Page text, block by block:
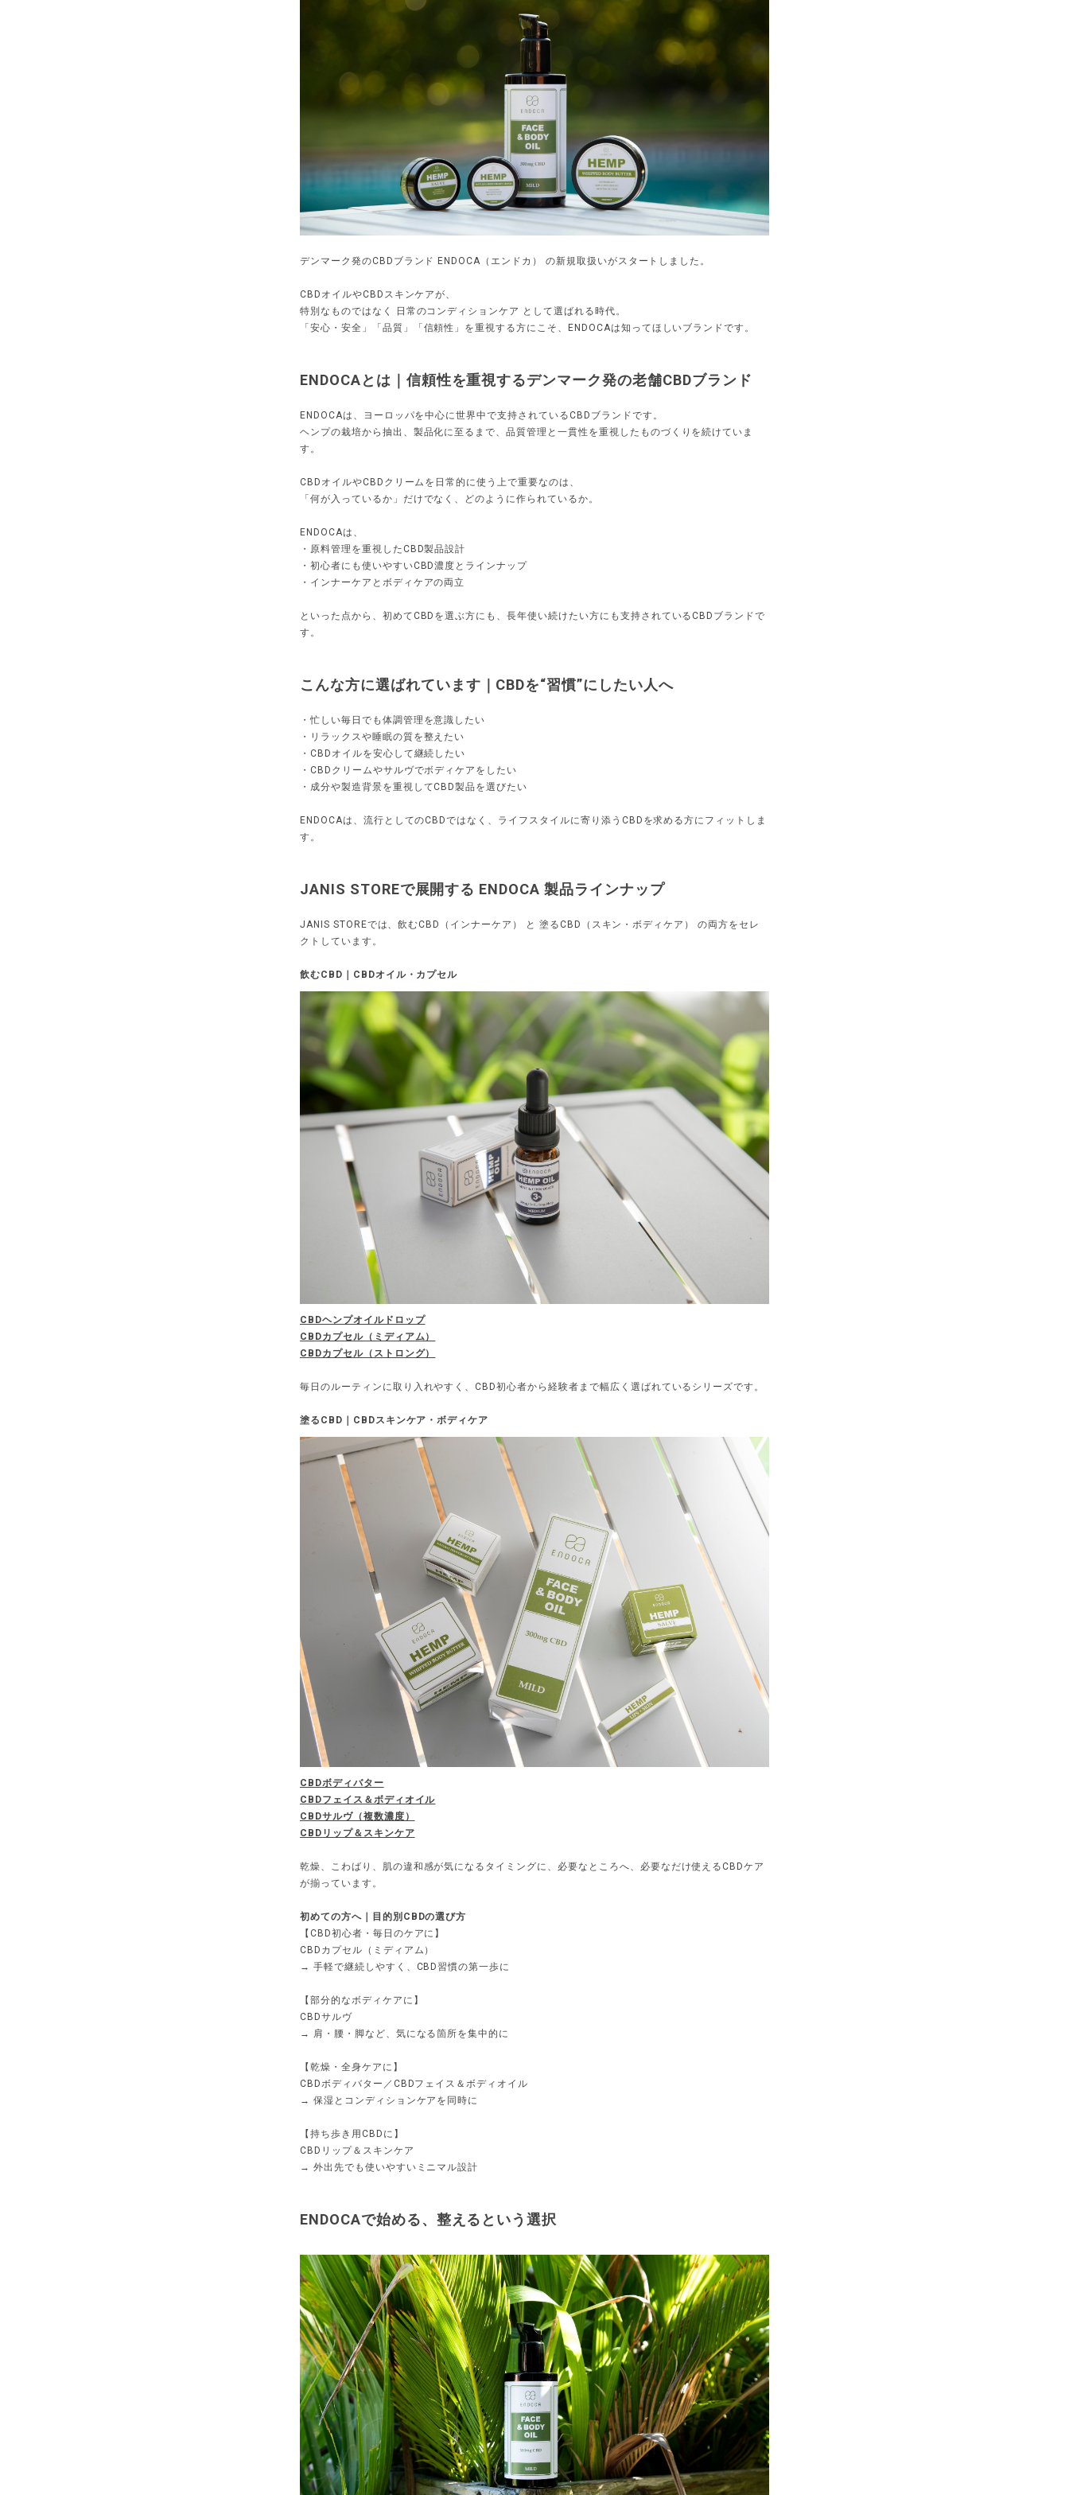
デンマーク発のCBDブランド ENDOCA（エンドカ） の新規取扱いがスタートしました。
CBDオイルやCBDスキンケアが、
特別なものではなく 日常のコンディションケア として選ばれる時代。
「安心・安全」「品質」「信頼性」を重視する方にこそ、ENDOCAは知ってほしいブランドです。
ENDOCAとは｜信頼性を重視するデンマーク発の老舗CBDブランド
ENDOCAは、ヨーロッパを中心に世界中で支持されているCBDブランドです。
ヘンプの栽培から抽出、製品化に至るまで、品質管理と一貫性を重視したものづくりを続けていま
す。
CBDオイルやCBDクリームを日常的に使う上で重要なのは、
「何が入っているか」だけでなく、どのように作られているか。
ENDOCAは、
・原料管理を重視したCBD製品設計
・初心者にも使いやすいCBD濃度とラインナップ
・インナーケアとボディケアの両立
といった点から、初めてCBDを選ぶ方にも、長年使い続けたい方にも支持されているCBDブランドで
す。
こんな方に選ばれています｜CBDを“習慣”にしたい人へ
・忙しい毎日でも体調管理を意識したい
・リラックスや睡眠の質を整えたい
・CBDオイルを安心して継続したい
・CBDクリームやサルヴでボディケアをしたい
・成分や製造背景を重視してCBD製品を選びたい
ENDOCAは、流行としてのCBDではなく、ライフスタイルに寄り添うCBDを求める方にフィットしま
す。
JANIS STOREで展開する ENDOCA 製品ラインナップ
JANIS STOREでは、飲むCBD（インナーケア） と 塗るCBD（スキン・ボディケア） の両方をセレ
クトしています。
飲むCBD｜CBDオイル・カプセル
CBDヘンプオイルドロップ
CBDカプセル（ミディアム）
CBDカプセル（ストロング）
毎日のルーティンに取り入れやすく、CBD初心者から経験者まで幅広く選ばれているシリーズです。
塗るCBD｜CBDスキンケア・ボディケア
CBDボディバター
CBDフェイス＆ボディオイル
CBDサルヴ（複数濃度）
CBDリップ＆スキンケア
乾燥、こわばり、肌の違和感が気になるタイミングに、必要なところへ、必要なだけ使えるCBDケア
が揃っています。
初めての方へ｜目的別CBDの選び方
【CBD初心者・毎日のケアに】
CBDカプセル（ミディアム）
→ 手軽で継続しやすく、CBD習慣の第一歩に
【部分的なボディケアに】
CBDサルヴ
→ 肩・腰・脚など、気になる箇所を集中的に
【乾燥・全身ケアに】
CBDボディバター／CBDフェイス＆ボディオイル
→ 保湿とコンディションケアを同時に
【持ち歩き用CBDに】
CBDリップ＆スキンケア
→ 外出先でも使いやすいミニマル設計
ENDOCAで始める、整えるという選択